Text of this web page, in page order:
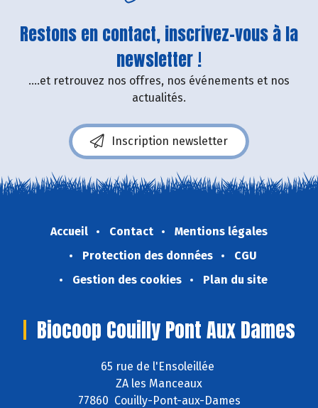
Restons en contact, inscrivez-vous à la
newsletter !
....et retrouvez nos offres, nos événements et nos
actualités.
Inscription newsletter
Accueil Contact
Mentions légales
Protection des données
CGU
Gestion des cookies
Plan du site
Biocoop Couilly Pont Aux Dames
65 rue de l'Ensoleillée
ZA les Manceaux
77860 Couilly-Pont-aux-Dames